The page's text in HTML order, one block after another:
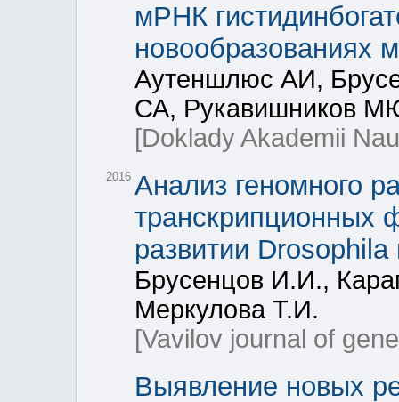
мРНК
новообразованиях
Аутеншлюс АИ,
СА, Рукавишников
[Doklady Akademii
2016 Анализ геномного
транскрипционных
развитии
Брусенцов И.И.,
Меркулова Т.И.
[Vavilov journal of
Выявление новых